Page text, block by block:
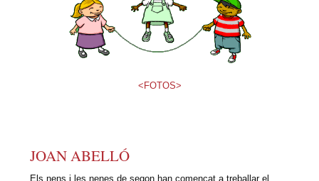
<FOTOS>
JOAN ABELLÓ
Els nens i les nenes de segon han començat a treballar el